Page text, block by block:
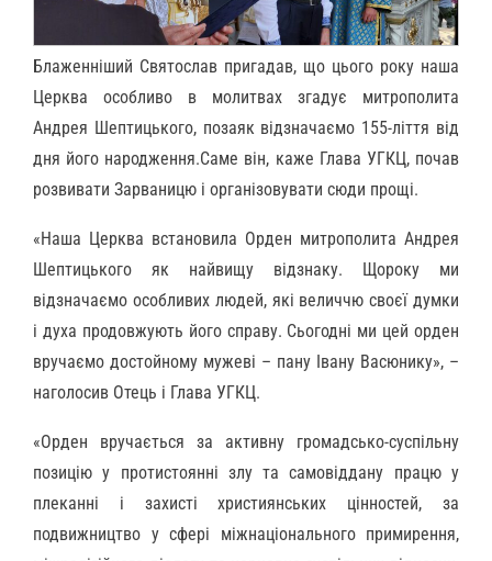
Блаженніший Святослав пригадав, що цього року наша
Церква особливо в молитвах згадує митрополита
Андрея Шептицького, позаяк відзначаємо 155-ліття від
дня його народження.Саме він, каже Глава УГКЦ, почав
розвивати Зарваницю і організовувати сюди прощі.
«Наша Церква встановила Орден митрополита Андрея
Шептицького як найвищу відзнаку. Щороку ми
відзначаємо особливих людей, які величчю своєї думки
і духа продовжують його справу. Сьогодні ми цей орден
вручаємо достойному мужеві – пану Івану Васюнику», –
наголосив Отець і Глава УГКЦ.
«Орден вручається за активну громадсько-суспільну
позицію у протистоянні злу та самовіддану працю у
плеканні і захисті християнських цінностей, за
подвижництво у сфері міжнаціонального примирення,